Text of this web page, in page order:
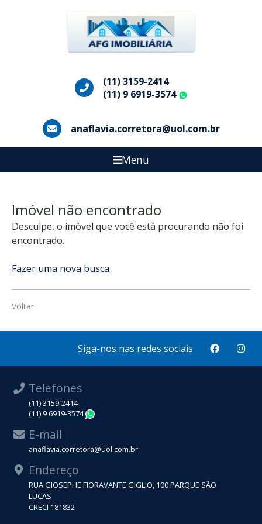
(11) 3159-2414
(11) 9 6919-3574
anaflavia.corretora@uol.com.br
Menu
Imóvel não encontrado
Desculpe, o imóvel que você está procurando não foi
encontrado.
Fazer uma nova busca
Voltar
Siga-nos nas redes sociais
Telefones
(11) 3159-2414
(11) 9 6919-3574
E-mail
anaflavia.corretora@uol.com.br
Endereço
RUA GIOSEPHE FIORAVANTE GIGLIO, 100 PARQUE SÃO
LUCAS
CRECI 181832